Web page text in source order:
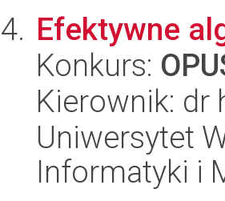
Efektywne
Konkurs:
Kierownik: dr
Uniwersytet
Informatyki i